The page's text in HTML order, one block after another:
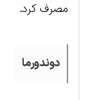
مصرف کرد.
دوندورما